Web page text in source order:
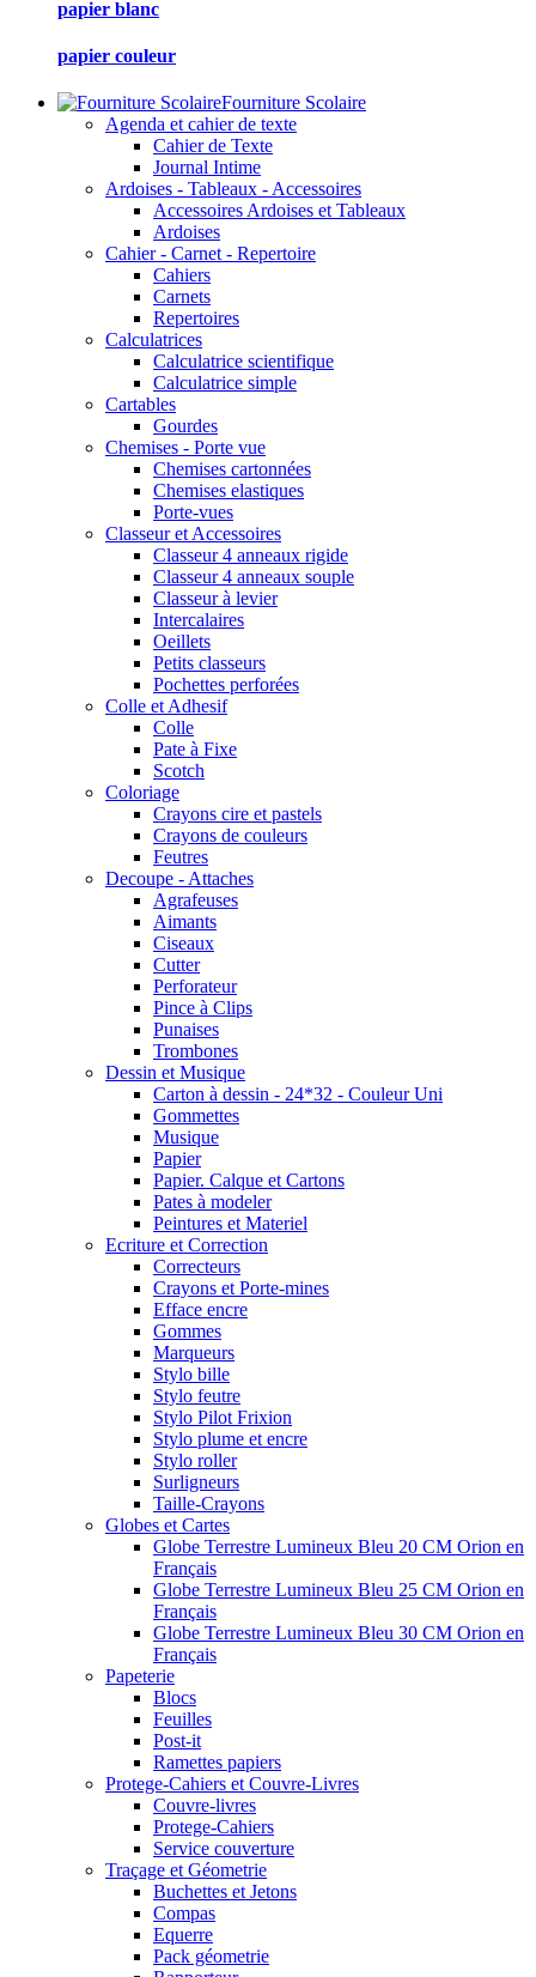
papier blanc
papier couleur
Fourniture Scolaire
Agenda et cahier de texte
Cahier de Texte
Journal Intime
Ardoises - Tableaux - Accessoires
Accessoires Ardoises et Tableaux
Ardoises
Cahier - Carnet - Repertoire
Cahiers
Carnets
Repertoires
Calculatrices
Calculatrice scientifique
Calculatrice simple
Cartables
Gourdes
Chemises - Porte vue
Chemises cartonnées
Chemises elastiques
Porte-vues
Classeur et Accessoires
Classeur 4 anneaux rigide
Classeur 4 anneaux souple
Classeur à levier
Intercalaires
Oeillets
Petits classeurs
Pochettes perforées
Colle et Adhesif
Colle
Pate à Fixe
Scotch
Coloriage
Crayons cire et pastels
Crayons de couleurs
Feutres
Decoupe - Attaches
Agrafeuses
Aimants
Ciseaux
Cutter
Perforateur
Pince à Clips
Punaises
Trombones
Dessin et Musique
Carton à dessin - 24*32 - Couleur Uni
Gommettes
Musique
Papier
Papier. Calque et Cartons
Pates à modeler
Peintures et Materiel
Ecriture et Correction
Correcteurs
Crayons et Porte-mines
Efface encre
Gommes
Marqueurs
Stylo bille
Stylo feutre
Stylo Pilot Frixion
Stylo plume et encre
Stylo roller
Surligneurs
Taille-Crayons
Globes et Cartes
Globe Terrestre Lumineux Bleu 20 CM Orion en
Français
Globe Terrestre Lumineux Bleu 25 CM Orion en
Français
Globe Terrestre Lumineux Bleu 30 CM Orion en
Français
Papeterie
Blocs
Feuilles
Post-it
Ramettes papiers
Protege-Cahiers et Couvre-Livres
Couvre-livres
Protege-Cahiers
Service couverture
Traçage et Géometrie
Buchettes et Jetons
Compas
Equerre
Pack géometrie